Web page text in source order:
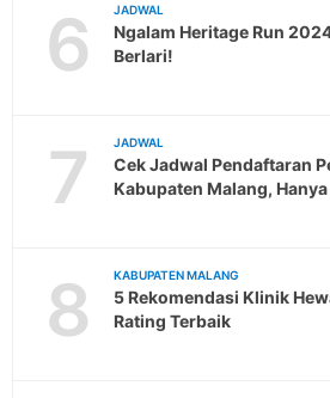
6 JADWAL
Ngalam Heritage Run
Berlari!
7 JADWAL
Cek Jadwal Pendaftaran
Kabupaten Malang,
8 KABUPATEN MALANG
5 Rekomendasi Klinik
Rating Terbaik